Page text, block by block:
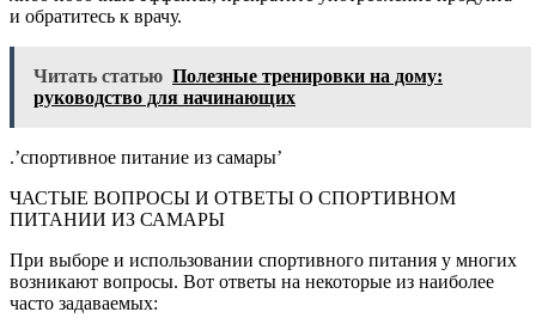
и обратитесь к врачу.
Читать статью Полезные тренировки на дому:
руководство для начинающих
.’спортивное питание из самары’
ЧАСТЫЕ ВОПРОСЫ И ОТВЕТЫ О СПОРТИВНОМ
ПИТАНИИ ИЗ САМАРЫ
При выборе и использовании спортивного питания у многих
возникают вопросы. Вот ответы на некоторые из наиболее
часто задаваемых: